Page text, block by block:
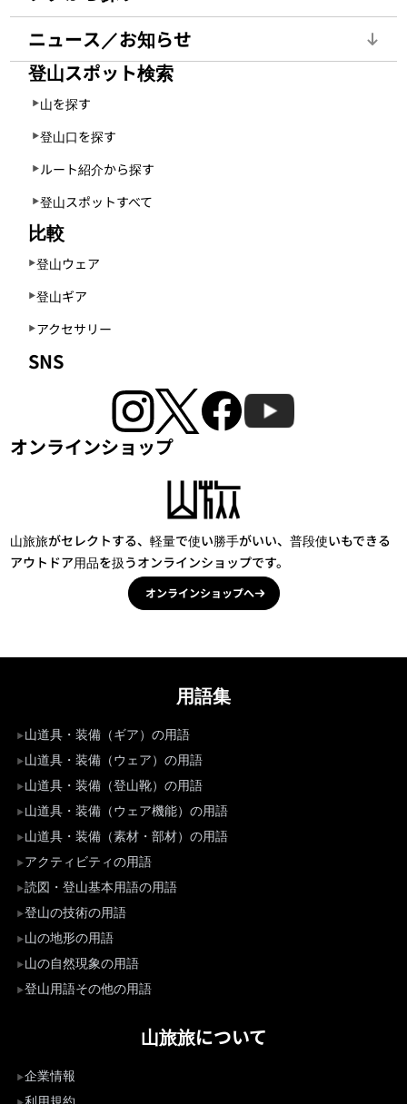
ニュース／お知らせ
登山スポット検索
山を探す
登山口を探す
ルート紹介から探す
登山スポットすべて
比較
登山ウェア
登山ギア
アクセサリー
SNS
オンラインショップ
山旅旅がセレクトする、軽量で使い勝手がいい、普段使いもできる
アウトドア用品を扱うオンラインショップです。
オンラインショップへ
用語集
山道具・装備（ギア）の用語
山道具・装備（ウェア）の用語
山道具・装備（登山靴）の用語
山道具・装備（ウェア機能）の用語
山道具・装備（素材・部材）の用語
アクティビティの用語
読図・登山基本用語の用語
登山の技術の用語
山の地形の用語
山の自然現象の用語
登山用語その他の用語
山旅旅について
企業情報